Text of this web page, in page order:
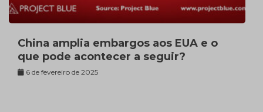
China amplia embargos aos EUA e o
que pode acontecer a seguir?
6 de fevereiro de 2025